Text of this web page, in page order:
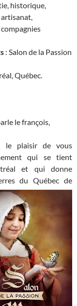
historique,
artisanat,
: Salon de la Passion
Québec.
le françois,
le plaisir de vous
qui se tient
et qui donne
du Québec de